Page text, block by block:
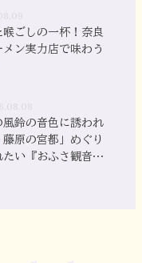
ごしの一杯！奈良
ン実力店で味わう
風鈴の音色に誘われ
原の宮都」めぐり
たい『おふさ観音』